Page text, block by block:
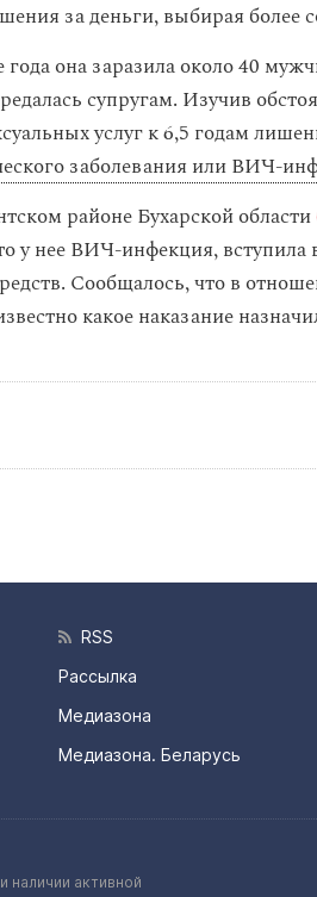
за деньги, выбирая более
она заразила около 40
супругам. Изучив
услуг к 6,5 годам
заболевания или ВИЧ-
районе Бухарской области
у нее ВИЧ-инфекция, вступила
Сообщалось, что в
какое наказание
RSS
Рассылка
Медиазона
Медиазона. Беларусь
наличии активной